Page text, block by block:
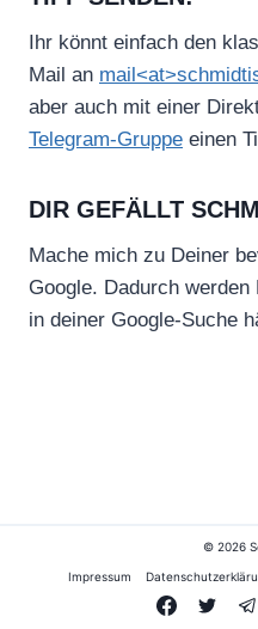
Ihr könnt einfach den
Mail an
aber auch mit einer
Telegram-Gruppe einen
DIR GEFÄLLT
Mache mich zu Deiner
Google. Dadurch
in deiner Google-Suche
© 2026
Impressum